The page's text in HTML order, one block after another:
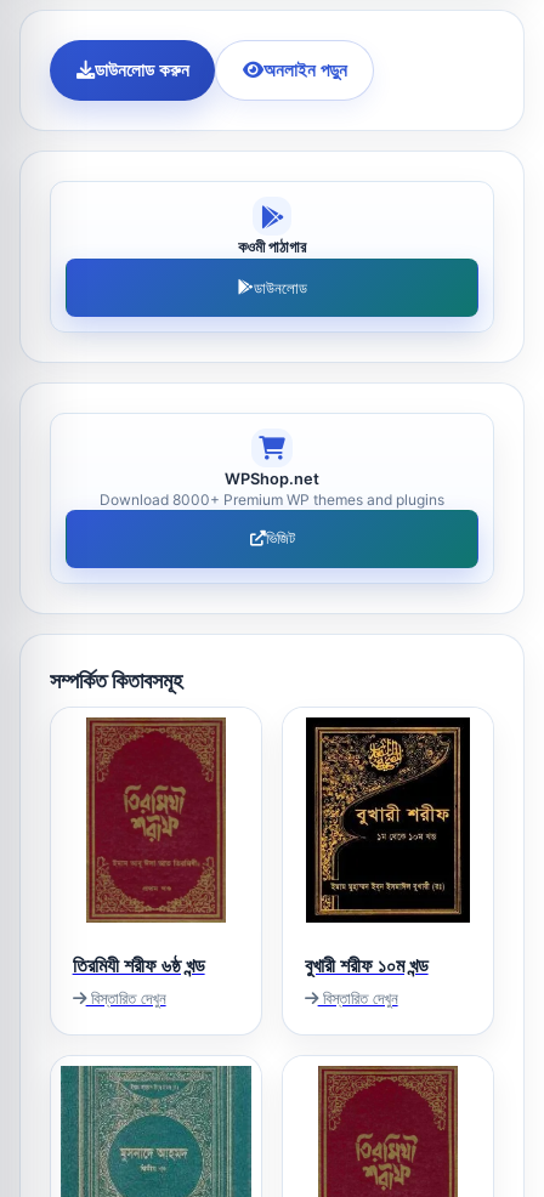
ডাউনলোড করুন অনলাইন পড়ুন
কওমী পাঠাগার
ডাউনলোড
WPShop.net
Download 8000+ Premium WP themes and plugins
ভিজিট
সম্পর্কিত কিতাবসমূহ
তিরমিযী শরীফ ৬ষ্ঠ খন্ড
বিস্তারিত দেখুন
বুখারী শরীফ ১০ম খন্ড
বিস্তারিত দেখুন